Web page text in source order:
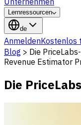
Lernressourcen
de
AnmeldenKostenlos
Blog > Die
Revenue Estimator
Die